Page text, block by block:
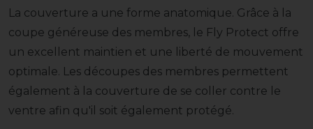
La couverture a une forme anatomique. Grâce à la
coupe généreuse des membres, le Fly Protect offre
un excellent maintien et une liberté de mouvement
optimale. Les découpes des membres permettent
également à la couverture de se coller contre le
ventre afin qu'il soit également protégé.